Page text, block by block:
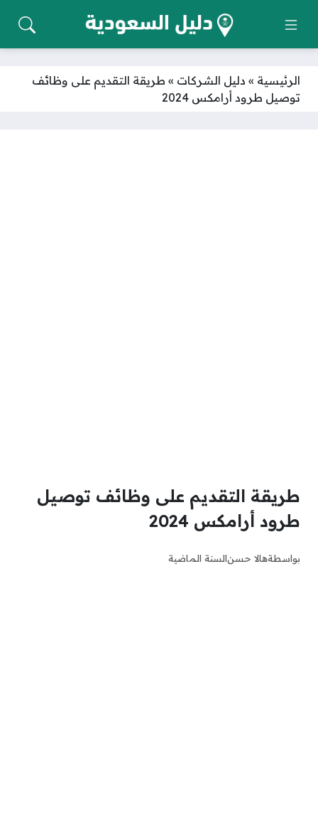
الرئيسية » دليل الشركات » طريقة التقديم على وظائف
توصيل طرود أرامكس 2024
طريقة التقديم على وظائف توصيل
طرود أرامكس 2024
بواسطةهالا حسنالسنة الماضية